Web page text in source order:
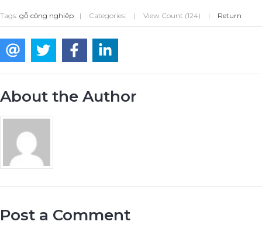
Tags: gỗ công nghiệp | Categories: | View Count (124) | Return
About the Author
Post a Comment